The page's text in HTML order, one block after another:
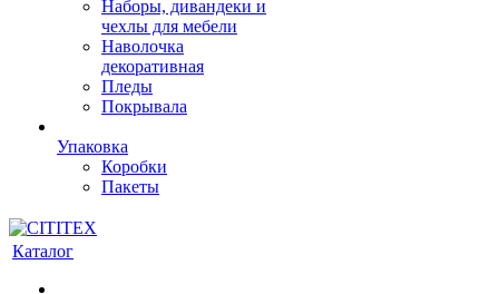
Наборы, дивандеки и
чехлы для мебели
Наволочка
декоративная
Пледы
Покрывала
Упаковка
Коробки
Пакеты
Каталог